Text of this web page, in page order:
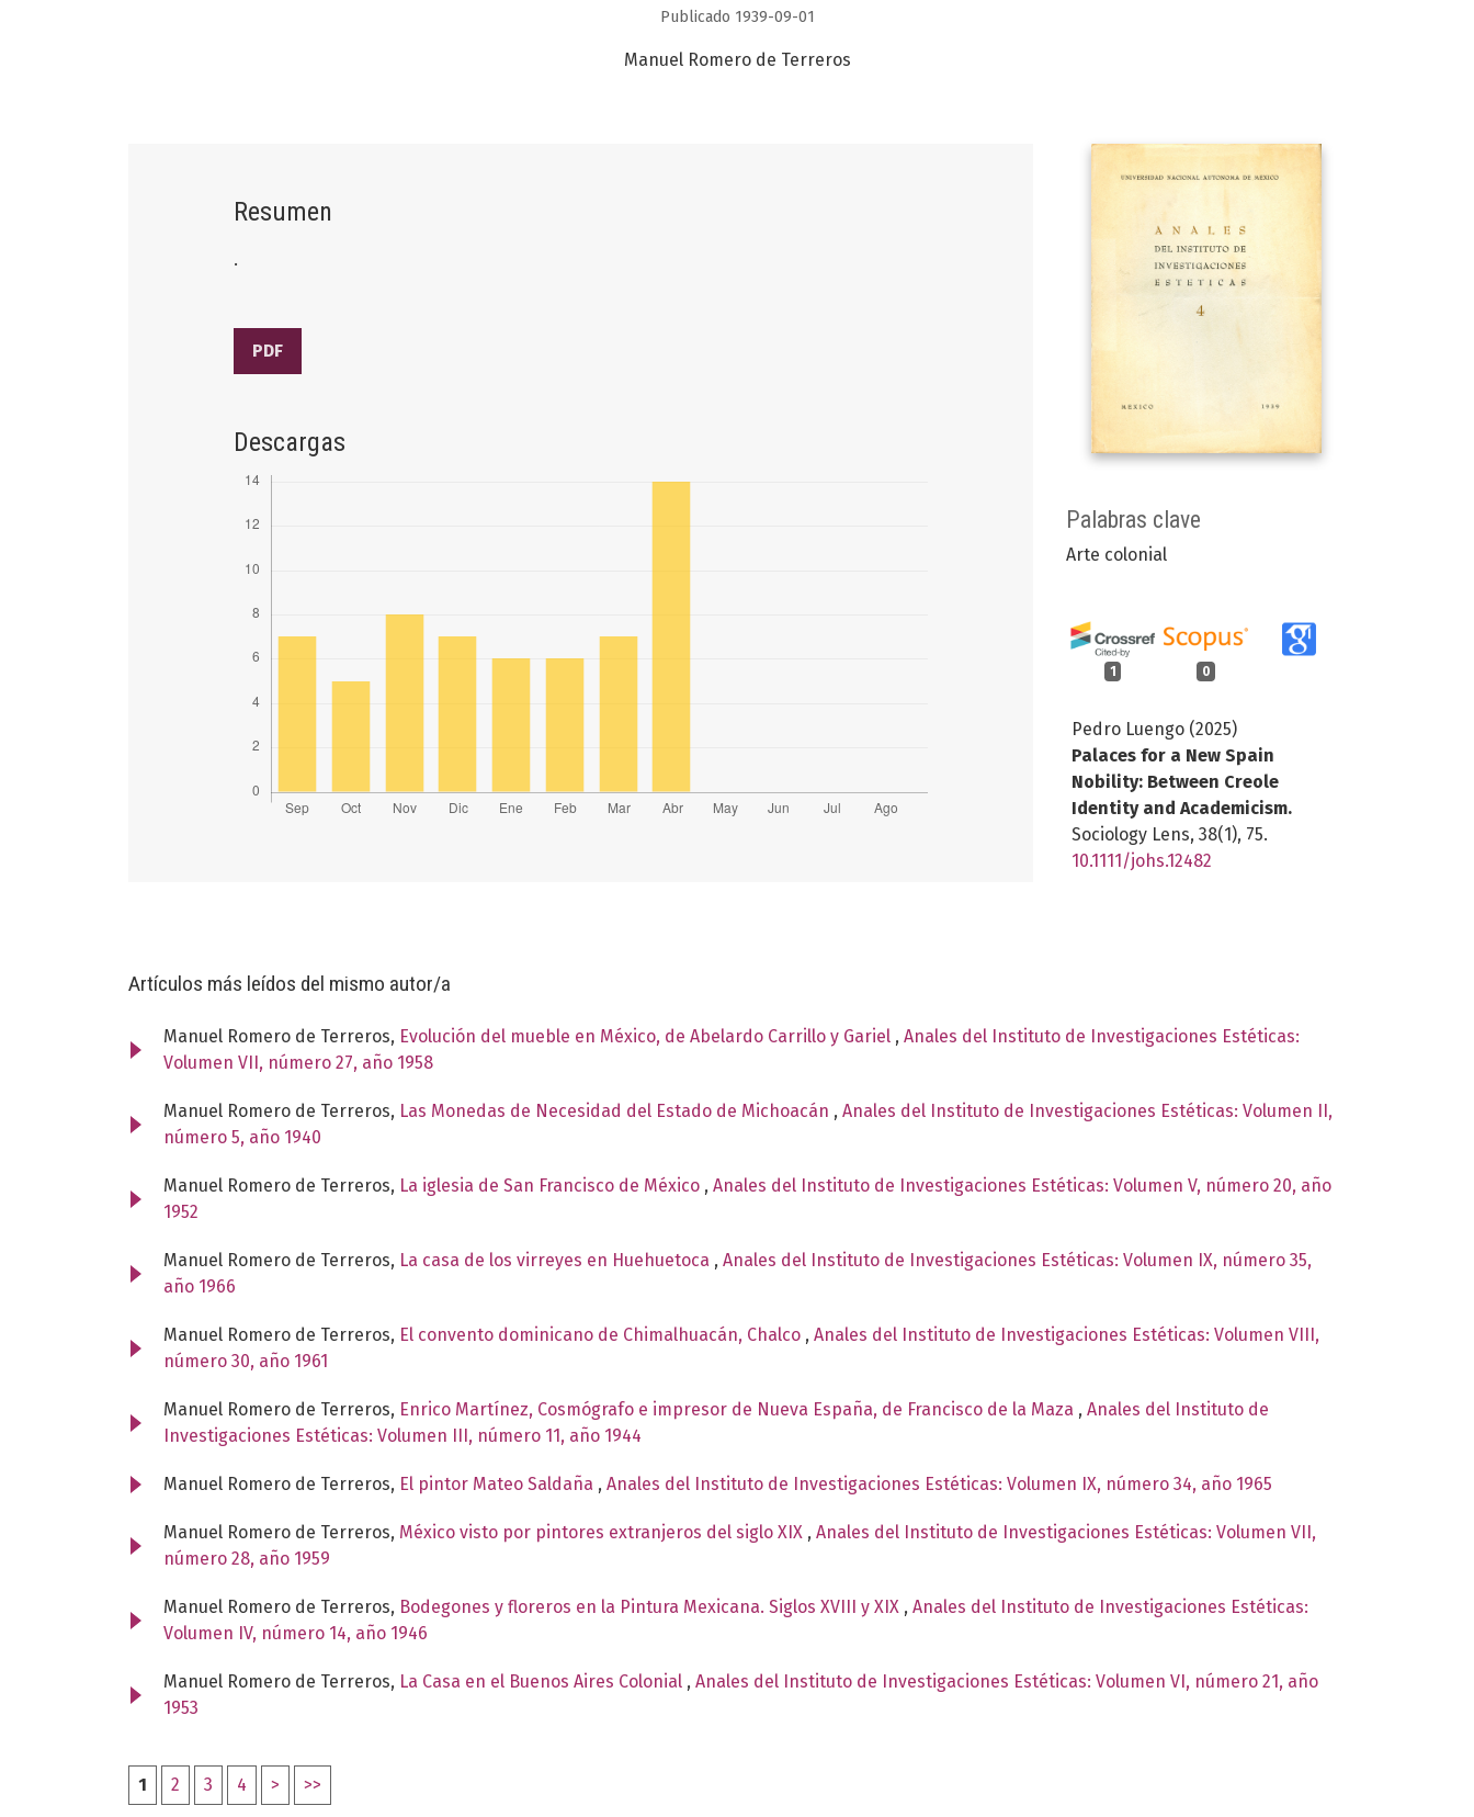
Publicado 1939-09-01
Manuel Romero de Terreros
Palabras clave
Arte colonial
1 0
Pedro Luengo (2025)
Palaces for a New Spain
Nobility: Between Creole
Identity and Academicism.
Sociology Lens, 38(1), 75.
10.1111/johs.12482
Resumen
.
PDF
Descargas
Artículos más leídos del mismo autor/a
Manuel Romero de Terreros, Evolución del mueble en México, de Abelardo Carrillo y Gariel , Anales del Instituto de Investigaciones Estéticas:
Volumen VII, número 27, año 1958
Manuel Romero de Terreros, Las Monedas de Necesidad del Estado de Michoacán , Anales del Instituto de Investigaciones Estéticas: Volumen II,
número 5, año 1940
Manuel Romero de Terreros, La iglesia de San Francisco de México , Anales del Instituto de Investigaciones Estéticas: Volumen V, número 20, año
1952
Manuel Romero de Terreros, La casa de los virreyes en Huehuetoca , Anales del Instituto de Investigaciones Estéticas: Volumen IX, número 35,
año 1966
Manuel Romero de Terreros, El convento dominicano de Chimalhuacán, Chalco , Anales del Instituto de Investigaciones Estéticas: Volumen VIII,
número 30, año 1961
Manuel Romero de Terreros, Enrico Martínez, Cosmógrafo e impresor de Nueva España, de Francisco de la Maza , Anales del Instituto de
Investigaciones Estéticas: Volumen III, número 11, año 1944
Manuel Romero de Terreros, El pintor Mateo Saldaña , Anales del Instituto de Investigaciones Estéticas: Volumen IX, número 34, año 1965
Manuel Romero de Terreros, México visto por pintores extranjeros del siglo XIX , Anales del Instituto de Investigaciones Estéticas: Volumen VII,
número 28, año 1959
Manuel Romero de Terreros, Bodegones y floreros en la Pintura Mexicana. Siglos XVIII y XIX , Anales del Instituto de Investigaciones Estéticas:
Volumen IV, número 14, año 1946
Manuel Romero de Terreros, La Casa en el Buenos Aires Colonial , Anales del Instituto de Investigaciones Estéticas: Volumen VI, número 21, año
1953
1 2 3 4 > >>